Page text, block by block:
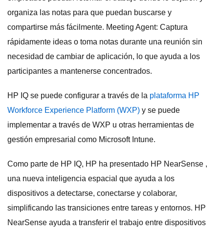
organiza las notas para que puedan buscarse y
compartirse más fácilmente. Meeting Agent: Captura
rápidamente ideas o toma notas durante una reunión sin
necesidad de cambiar de aplicación, lo que ayuda a los
participantes a mantenerse concentrados.
HP IQ se puede configurar a través de la plataforma HP
Workforce Experience Platform (WXP) y se puede
implementar a través de WXP u otras herramientas de
gestión empresarial como Microsoft Intune.
Como parte de HP IQ, HP ha presentado HP NearSense ,
una nueva inteligencia espacial que ayuda a los
dispositivos a detectarse, conectarse y colaborar,
simplificando las transiciones entre tareas y entornos. HP
NearSense ayuda a transferir el trabajo entre dispositivos